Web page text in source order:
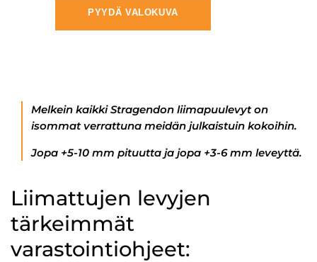
PYYDÄ VALOKUVA
Melkein kaikki Stragendon liimapuulevyt on
isommat verrattuna meidän julkaistuin kokoihin.
Jopa +5-10 mm pituutta ja jopa +3-6 mm leveyttä.
Liimattujen levyjen
tärkeimmät
varastointiohjeet: